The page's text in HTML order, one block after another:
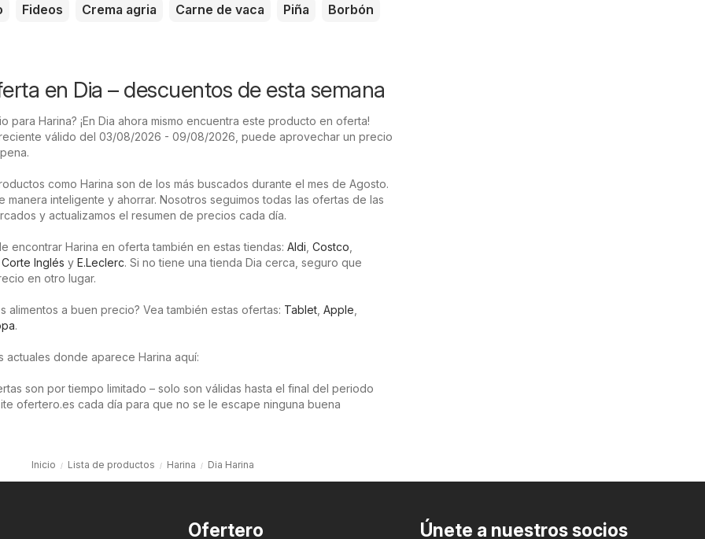
Fideos Crema agria Carne de vaca Piña Borbón
en Dia – descuentos de esta semana
para Harina? ¡En Dia ahora mismo encuentra este producto en oferta!
válido del 03/08/2026 - 09/08/2026, puede aprovechar un precio
como Harina son de los más buscados durante el mes de Agosto.
manera inteligente y ahorrar. Nosotros seguimos todas las ofertas de las
y actualizamos el resumen de precios cada día.
encontrar Harina en oferta también en estas tiendas: Aldi Costco
Corte Inglés y E.Leclerc. Si no tiene una tienda Dia cerca, seguro que
en otro lugar.
alimentos a buen precio? Vea también estas ofertas: Tablet Apple
.
actuales donde aparece Harina aquí:
son por tiempo limitado – solo son válidas hasta el final del periodo
ofertero.es cada día para que no se le escape ninguna buena
Inicio Lista de productos Harina Dia Harina
Ofertero Únete a nuestros socios